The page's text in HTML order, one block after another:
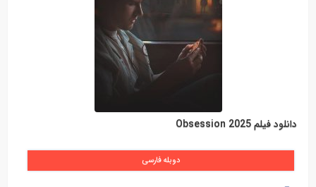
دانلود فیلم Obsession 2025
دوبله فارسی